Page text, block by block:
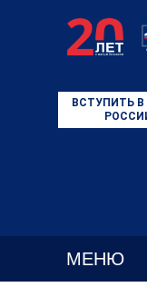
ВСТУПИТЬ
МЕНЮ